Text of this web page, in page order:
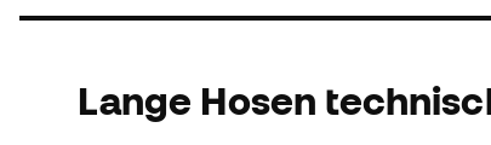
Lange Hosen